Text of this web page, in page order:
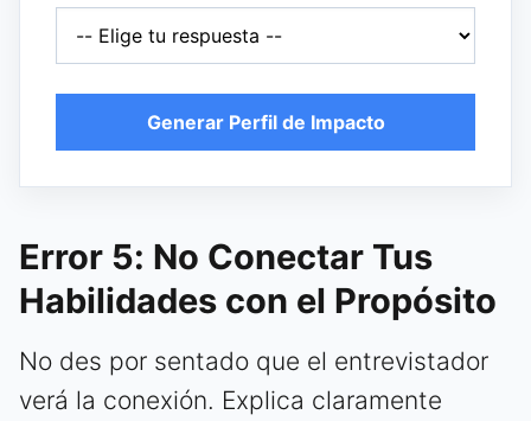
Generar Perfil de Impacto
Error 5: No Conectar Tus
Habilidades con el Propósito
No des por sentado que el entrevistador
verá la conexión. Explica claramente